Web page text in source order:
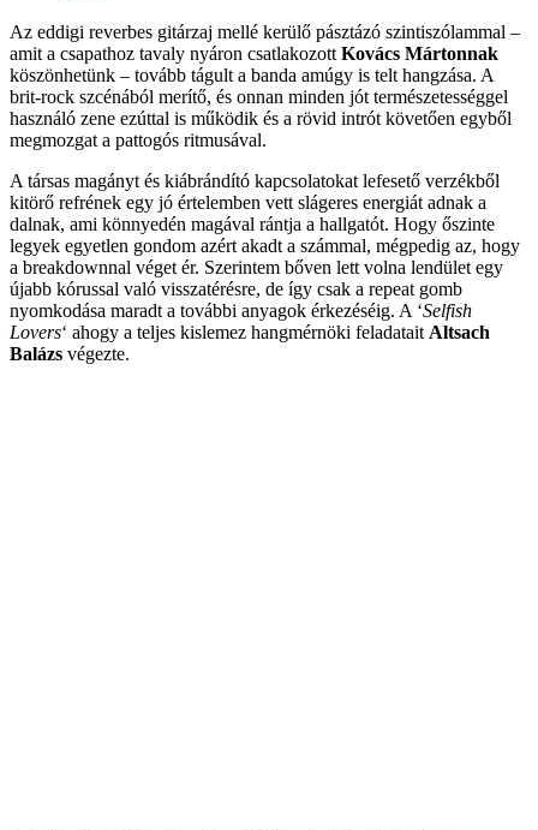
Az eddigi reverbes gitárzaj mellé kerülő pásztázó szintiszólammal –
amit a csapathoz tavaly nyáron csatlakozott Kovács Mártonnak
köszönhetünk – tovább tágult a banda amúgy is telt hangzása. A
brit-rock szcénából merítő, és onnan minden jót természetességgel
használó zene ezúttal is működik és a rövid intrót követően egyből
megmozgat a pattogós ritmusával.
A társas magányt és kiábrándító kapcsolatokat lefesető verzékből
kitörő refrének egy jó értelemben vett slágeres energiát adnak a
dalnak, ami könnyedén magával rántja a hallgatót. Hogy őszinte
legyek egyetlen gondom azért akadt a számmal, mégpedig az, hogy
a breakdownnal véget ér. Szerintem bőven lett volna lendület egy
újabb kórussal való visszatérésre, de így csak a repeat gomb
nyomkodása maradt a további anyagok érkezéséig. A ‘Selfish
Lovers‘ ahogy a teljes kislemez hangmérnöki feladatait Altsach
Balázs végezte.